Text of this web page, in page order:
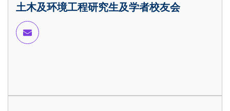
土木及环境工程研究生及学者校友会